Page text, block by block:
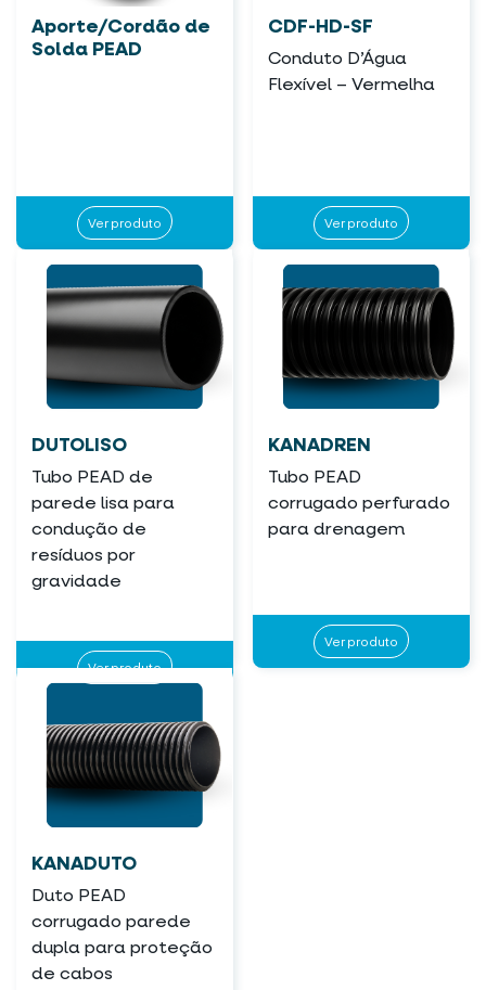
Aporte/Cordão de
Solda PEAD
Ver produto
CDF-HD-SF
Conduto D’Água
Flexível – Vermelha
Ver produto
DUTOLISO
Tubo PEAD de
parede lisa para
condução de
resíduos por
gravidade
Ver produto
KANADREN
Tubo PEAD
corrugado perfurado
para drenagem
Ver produto
KANADUTO
Duto PEAD
corrugado parede
dupla para proteção
de cabos